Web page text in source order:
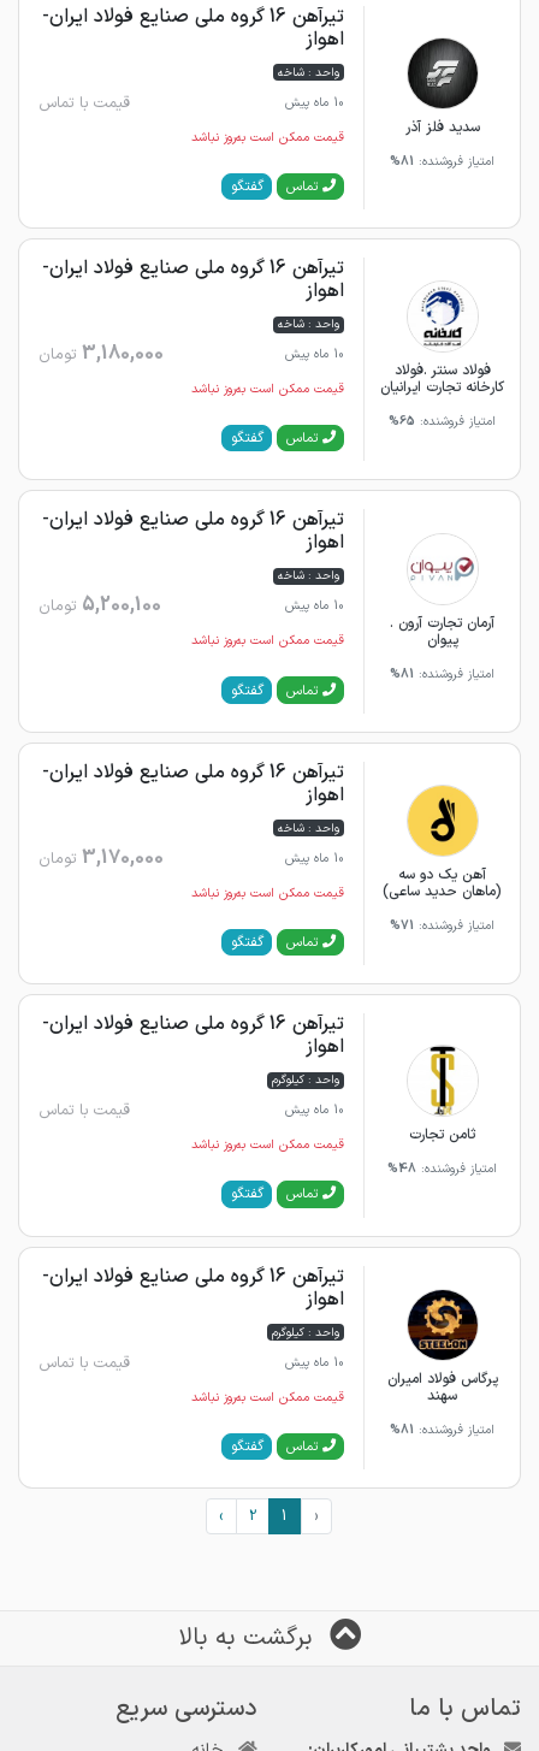
سدید فلز آذر
امتیاز فروشنده: 81%
تیرآهن 16 گروه ملی صنایع فولاد ایران-
اهواز
واحد : شاخه
10 ماه پیش
قیمت با تماس
قیمت ممکن است به‌روز نباشد
تماس گفتگو
فولاد سنتر .فولاد
کارخانه تجارت ایرانیان
امتیاز فروشنده: 65%
تیرآهن 16 گروه ملی صنایع فولاد ایران-
اهواز
واحد : شاخه
10 ماه پیش
3,180,000 تومان
قیمت ممکن است به‌روز نباشد
تماس گفتگو
آرمان تجارت آرون .
پیوان
امتیاز فروشنده: 81%
تیرآهن 16 گروه ملی صنایع فولاد ایران-
اهواز
واحد : شاخه
10 ماه پیش
5,200,100 تومان
قیمت ممکن است به‌روز نباشد
تماس گفتگو
آهن یک دو سه
(ماهان حدید ساعی)
امتیاز فروشنده: 71%
تیرآهن 16 گروه ملی صنایع فولاد ایران-
اهواز
واحد : شاخه
10 ماه پیش
3,170,000 تومان
قیمت ممکن است به‌روز نباشد
تماس گفتگو
ثامن تجارت
امتیاز فروشنده: 48%
تیرآهن 16 گروه ملی صنایع فولاد ایران-
اهواز
واحد : کیلوگرم
10 ماه پیش
قیمت با تماس
قیمت ممکن است به‌روز نباشد
تماس گفتگو
پرگاس فولاد امیران
سهند
امتیاز فروشنده: 81%
تیرآهن 16 گروه ملی صنایع فولاد ایران-
اهواز
واحد : کیلوگرم
10 ماه پیش
قیمت با تماس
قیمت ممکن است به‌روز نباشد
تماس گفتگو
‹
1
2
›
برگشت به بالا
تماس با ما
دسترسی سریع